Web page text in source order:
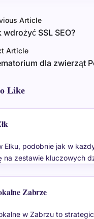
Article
wdrożyć SSL SEO?
Article
dla zwierząt
Like
Ełku, podobnie jak w
na zestawie kluczowych
Zabrze
w Zabrzu to